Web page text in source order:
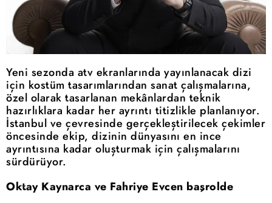
Yeni sezonda atv ekranlarında yayınlanacak dizi
için kostüm tasarımlarından sanat çalışmalarına,
özel olarak tasarlanan mekânlardan teknik
hazırlıklara kadar her ayrıntı titizlikle planlanıyor.
İstanbul ve çevresinde gerçekleştirilecek çekimler
öncesinde ekip, dizinin dünyasını en ince
ayrıntısına kadar oluşturmak için çalışmalarını
sürdürüyor.
Oktay Kaynarca ve Fahriye Evcen başrolde